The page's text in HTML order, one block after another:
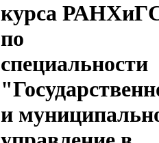
курса
по
специальности
и